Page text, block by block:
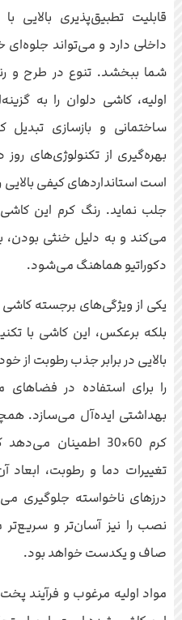
قابلیت تطبیق‌پذیری
داخلی دارد و می‌تواند
شما ببخشد. تنوع در طرح و
اولیه، کاشی دلوان را به
ساختمانی و بازسازی
بهره‌گیری از تکنولوژی‌های
است استانداردهای کیفی
جلب نماید. رنگ کرم این
می‌کند و به دلیل خنثی بودن،
دکوراتیو هماهنگ می‌شود.
یکی از ویژگی‌های برجسته کاشی
بلکه برعکس، این کاشی با
بالایی در برابر جذب رطوبت
را برای استفاده در
بهداشتی ایده‌آل می‌سازد.
کرم 60×30 اطمینان
تغییرات دما و رطوبت، ابعاد
درزهای ناخواسته جلوگیری
نصب را نیز آسان‌تر و
صاف و یکدست خواهد بود.
مواد اولیه مرغوب و فرآیند